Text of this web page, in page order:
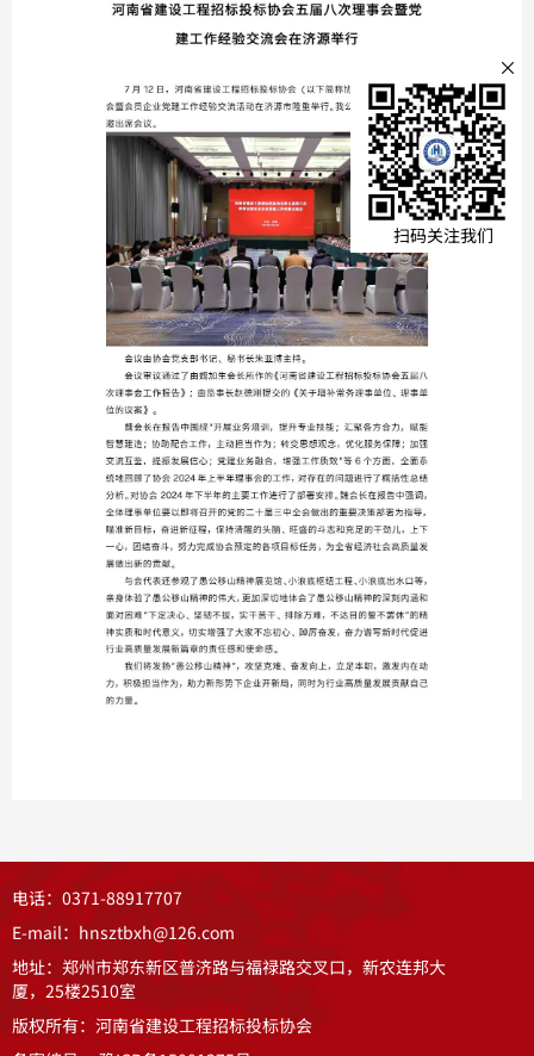
全部
公示
电话：0371-88917707
E-mail：hnsztbxh@126.com
地址：郑州市郑东新区普济路与福禄路交叉口，新农连邦大
厦，25楼2510室
版权所有：河南省建设工程招标投标协会
×
扫码关注我们